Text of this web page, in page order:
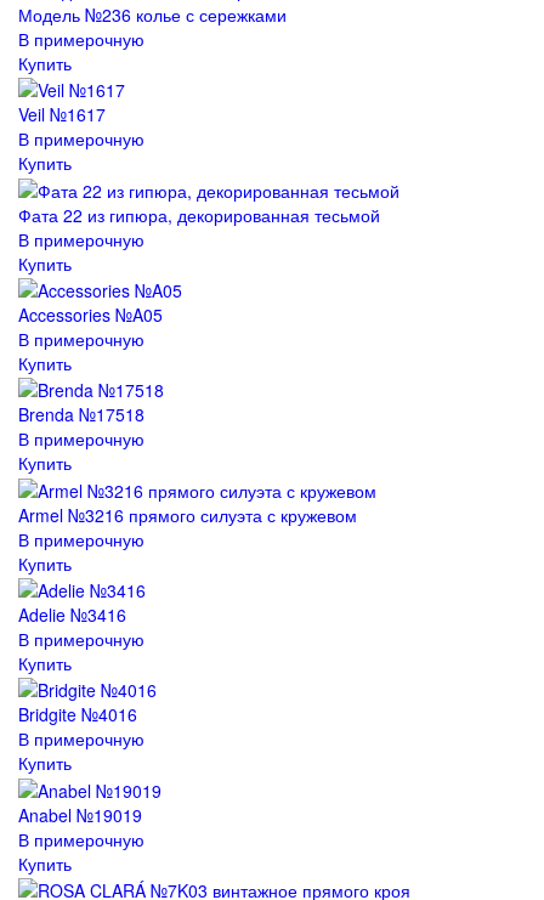
Модель №236 колье с сережками
В примерочную
Купить
Veil №1617
В примерочную
Купить
Фата 22 из гипюра, декорированная тесьмой
В примерочную
Купить
Accessories №A05
В примерочную
Купить
Brenda №17518
В примерочную
Купить
Armel №3216 прямого силуэта с кружевом
В примерочную
Купить
Adelie №3416
В примерочную
Купить
Bridgite №4016
В примерочную
Купить
Anabel №19019
В примерочную
Купить